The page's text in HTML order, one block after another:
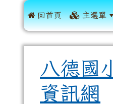
 回首頁 主選單
八德國
資訊網